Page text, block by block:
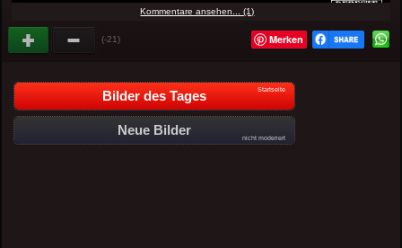
Kommentare ansehen... (1)
(-21) Merken
Bilder des Tages Startseite
Neue Bilder
nicht moderiert